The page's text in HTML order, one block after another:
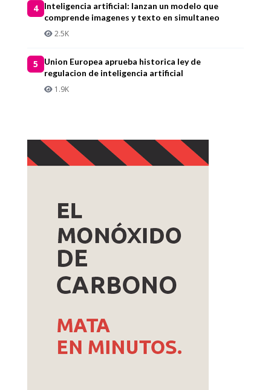
4
Inteligencia artificial: lanzan un modelo que
comprende imagenes y texto en simultaneo
2.5K
5
Union Europea aprueba historica ley de
regulacion de inteligencia artificial
1.9K